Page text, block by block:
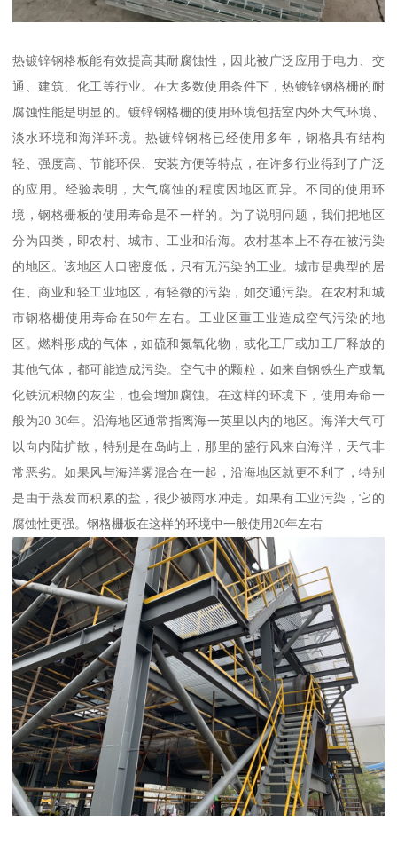
热镀锌钢格板能有效提高其耐腐蚀性，因此被广泛应用于电力、交
通、建筑、化工等行业。在大多数使用条件下，热镀锌钢格栅的耐
腐蚀性能是明显的。镀锌钢格栅的使用环境包括室内外大气环境、
淡水环境和海洋环境。热镀锌钢格已经使用多年，钢格具有结构
轻、强度高、节能环保、安装方便等特点，在许多行业得到了广泛
的应用。经验表明，大气腐蚀的程度因地区而异。不同的使用环
境，钢格栅板的使用寿命是不一样的。为了说明问题，我们把地区
分为四类，即农村、城市、工业和沿海。农村基本上不存在被污染
的地区。该地区人口密度低，只有无污染的工业。城市是典型的居
住、商业和轻工业地区，有轻微的污染，如交通污染。在农村和城
市钢格栅使用寿命在50年左右。工业区重工业造成空气污染的地
区。燃料形成的气体，如硫和氮氧化物，或化工厂或加工厂释放的
其他气体，都可能造成污染。空气中的颗粒，如来自钢铁生产或氧
化铁沉积物的灰尘，也会增加腐蚀。在这样的环境下，使用寿命一
般为20-30年。沿海地区通常指离海一英里以内的地区。海洋大气可
以向内陆扩散，特别是在岛屿上，那里的盛行风来自海洋，天气非
常恶劣。如果风与海洋雾混合在一起，沿海地区就更不利了，特别
是由于蒸发而积累的盐，很少被雨水冲走。如果有工业污染，它的
腐蚀性更强。钢格栅板在这样的环境中一般使用20年左右